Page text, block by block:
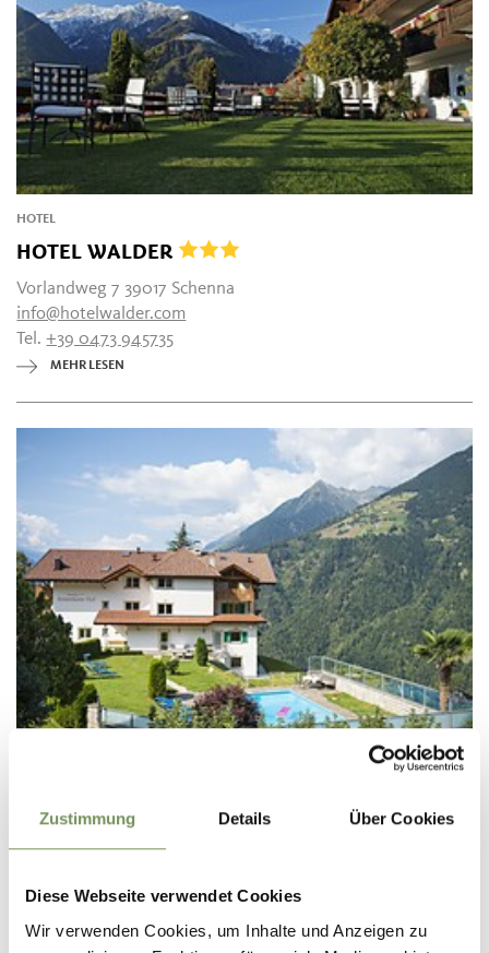
Zustimmung Details Über Cookies
Diese Webseite verwendet Cookies
Wir verwenden Cookies, um Inhalte und Anzeigen zu
HOTEL
HOTEL WALDER
Vorlandweg 7 39017 Schenna
info@hotelwalder.com
Tel.+39 0473 945735
MEHR LESEN
PENSION INNEREISERERHOF
info@innereisererhof.com
MEHR LESEN